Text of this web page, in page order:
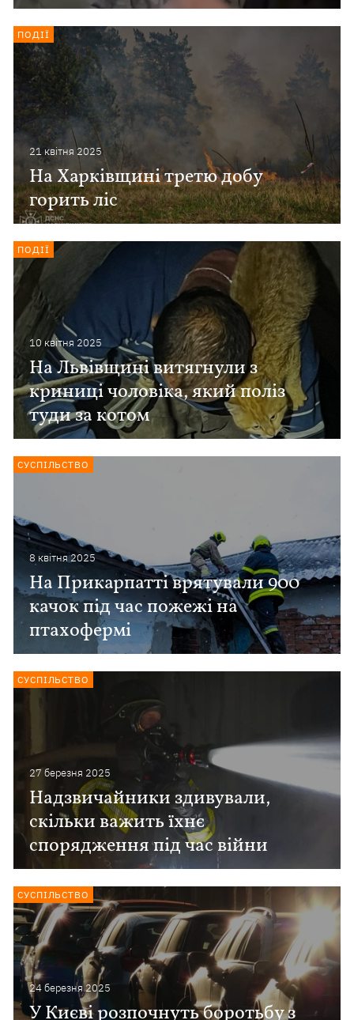
21 квiтня 2025
На Харківщині третю добу
горить ліс
ПОДІЇ
10 квiтня 2025
На Львівщині витягнули з
криниці чоловіка, який поліз
туди за котом
ПОДІЇ
8 квiтня 2025
На Прикарпатті врятували 900
качок під час пожежі на
птахофермі
СУСПІЛЬСТВО
27 березня 2025
Надзвичайники здивували,
скільки важить їхнє
спорядження під час війни
СУСПІЛЬСТВО
24 березня 2025
У Києві розпочнуть боротьбу з
СУСПІЛЬСТВО